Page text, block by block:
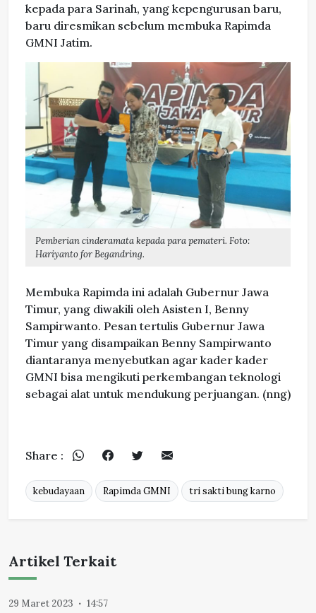
kepada para Sarinah, yang kepengurusan baru,
baru diresmikan sebelum membuka Rapimda
GMNI Jatim.
Pemberian cinderamata kepada para pemateri. Foto:
Hariyanto for Begandring.
Membuka Rapimda ini adalah Gubernur Jawa
Timur, yang diwakili oleh Asisten I, Benny
Sampirwanto. Pesan tertulis Gubernur Jawa
Timur yang disampaikan Benny Sampirwanto
diantaranya menyebutkan agar kader kader
GMNI bisa mengikuti perkembangan teknologi
sebagai alat untuk mendukung perjuangan. (nng)
Share :
kebudayaan Rapimda GMNI tri sakti bung karno
Artikel Terkait
29 Maret 2023 14:57